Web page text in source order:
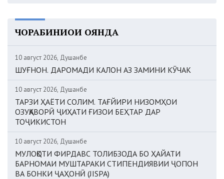
ЧОРАБИНИҲОИ ОЯНДА
10 август 2026, Душанбе
ШУҒНОН. ДАРОМАДИ КАЛОН АЗ ЗАМИНИ КӮЧАК
10 август 2026, Душанбе
ТАРЗИ ҲАЁТИ СОЛИМ. ТАҒЙИРИ НИЗОМҲОИ
ОЗУҚАВОРӢ ҶИҲАТИ ҒИЗОИ БЕҲТАР ДАР
ТОҶИКИСТОН
10 август 2026, Душанбе
МУЛОҚОТИ ФИРДАВС ТОЛИБЗОДА БО ҲАЙАТИ
БАРНОМАИ МУШТАРАКИ СТИПЕНДИЯВИИ ҶОПОН
ВА БОНКИ ҶАҲОНӢ (JISPA)